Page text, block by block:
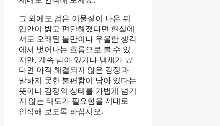
그 외에도 검은 이물질이 나온 뒤
입안이 밝고 편안해졌다면 현실에
서도 오래된 불만이나 우울한 생각
에서 벗어나는 흐름으로 볼 수 있
지만, 계속 남아 있거나 냄새가 났
다면 아직 해결되지 않은 감정과
말하지 못한 불편함이 남아 있다는
뜻이니 감정의 상태를 가볍게 넘기
지 않는 태도가 필요함을 제대로
인식해 보도록 하십시오.